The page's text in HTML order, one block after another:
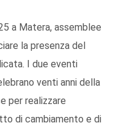
a Matera, assemblee
la presenza del
I due eventi
venti anni della
per realizzare
di cambiamento e di